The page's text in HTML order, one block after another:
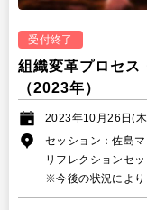
受付終了
組織変革プロセス
（2023年）
2023年10月26日(
セッション：佐島マ
リフレクションセ
※今後の状況により